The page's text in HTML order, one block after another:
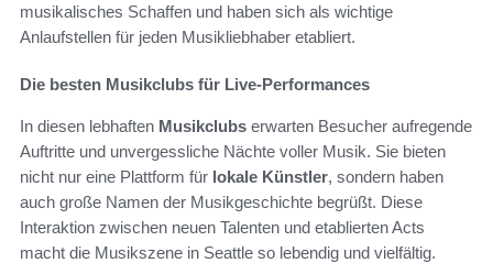
musikalisches Schaffen und haben sich als wichtige
Anlaufstellen für jeden Musikliebhaber etabliert.
Die besten Musikclubs für Live-Performances
In diesen lebhaften Musikclubs erwarten Besucher aufregende
Auftritte und unvergessliche Nächte voller Musik. Sie bieten
nicht nur eine Plattform für lokale Künstler, sondern haben
auch große Namen der Musikgeschichte begrüßt. Diese
Interaktion zwischen neuen Talenten und etablierten Acts
macht die Musikszene in Seattle so lebendig und vielfältig.